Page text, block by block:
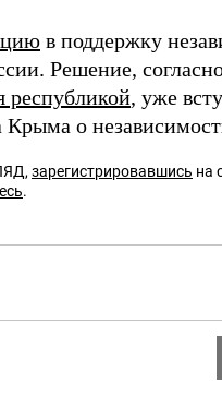
в поддержку
Решение,
республикой, уже
о
зарегистрировавшись на
.